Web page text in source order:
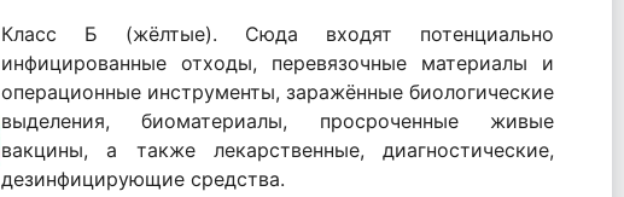
Класс Б (жёлтые). Сюда входят потенциально
инфицированные отходы, перевязочные материалы и
операционные инструменты, заражённые биологические
выделения, биоматериалы, просроченные живые
вакцины, а также лекарственные, диагностические,
дезинфицирующие средства.